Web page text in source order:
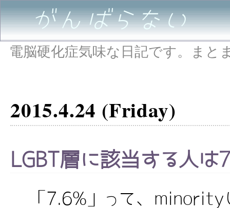
がんばらない
電脳硬化症気味な日記です。まと
2015.4.24 (Friday)
LGBT層に該当する人は
「7.6%」って、minority